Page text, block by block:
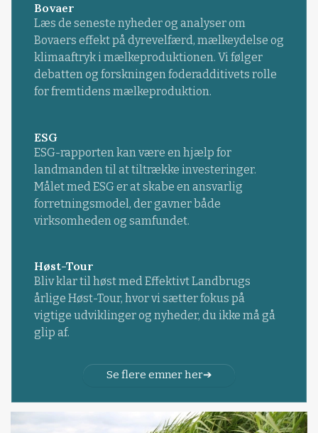
Bovaer
Læs de seneste nyheder og analyser om
Bovaers effekt på dyrevelfærd, mælkeydelse og
klimaaftryk i mælkeproduktionen. Vi følger
debatten og forskningen foderadditivets rolle
for fremtidens mælkeproduktion.
ESG
ESG-rapporten kan være en hjælp for
landmanden til at tiltrække investeringer.
Målet med ESG er at skabe en ansvarlig
forretningsmodel, der gavner både
virksomheden og samfundet.
Høst-Tour
Bliv klar til høst med Effektivt Landbrugs
årlige Høst-Tour, hvor vi sætter fokus på
vigtige udviklinger og nyheder, du ikke må gå
glip af.
Se flere emner her